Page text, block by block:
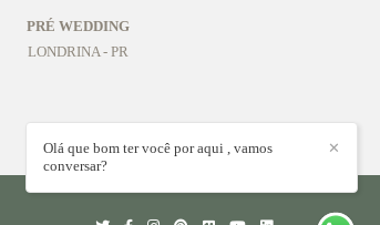
PRÉ WEDDING
LONDRINA - PR
✕
Olá que bom ter você por aqui , vamos
conversar?